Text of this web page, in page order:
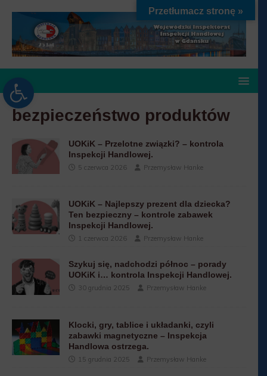
Open toolbar
bezpieczeństwo produktów
UOKiK – Przelotne związki? – kontrola
Inspekcji Handlowej.
5 czerwca 2026 Przemysław Hanke
UOKiK – Najlepszy prezent dla dziecka?
Ten bezpieczny – kontrole zabawek
Inspekcji Handlowej.
1 czerwca 2026 Przemysław Hanke
Szykuj się, nadchodzi północ – porady
UOKiK i… kontrola Inspekcji Handlowej.
30 grudnia 2025 Przemysław Hanke
Klocki, gry, tablice i układanki, czyli
zabawki magnetyczne – Inspekcja
Handlowa ostrzega.
15 grudnia 2025 Przemysław Hanke
Przetłumacz stronę »